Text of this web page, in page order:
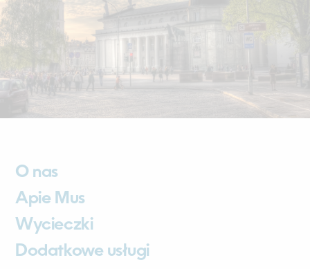
O nas
Apie Mus
Wycieczki
Dodatkowe usługi